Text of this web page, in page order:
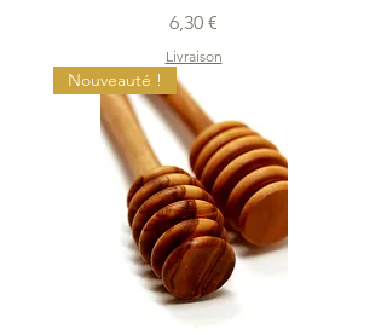
Prix
6,30 €
Livraison
Nouveauté !